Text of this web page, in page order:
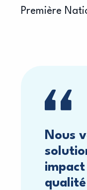
Première
Nous
qualité